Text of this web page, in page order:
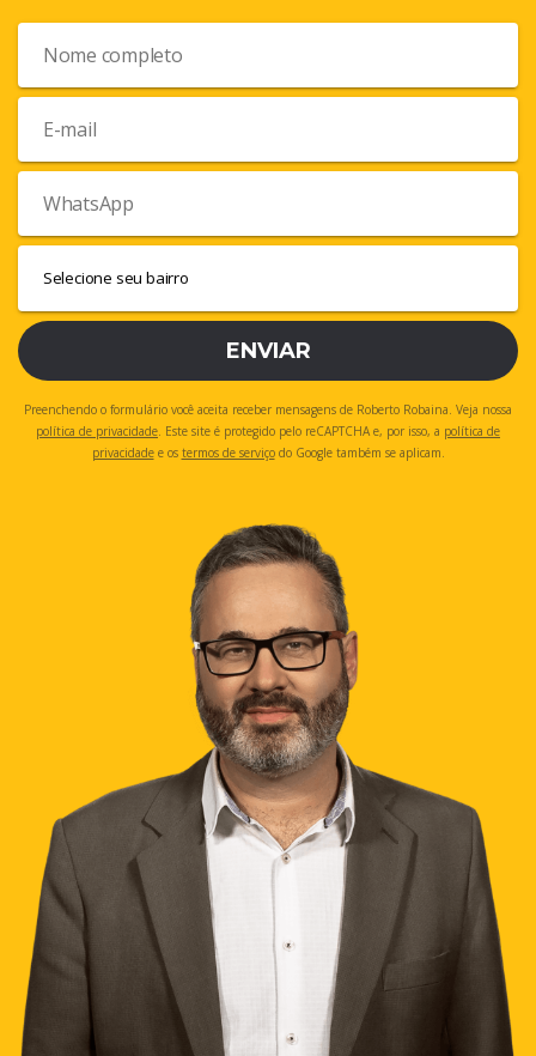
ENVIAR
Preenchendo o formulário você aceita receber mensagens de Roberto Robaina. Veja nossa
política de privacidade . Este site é protegido pelo reCAPTCHA e, por isso, a política de
privacidadee os termos de serviçodo Google também se aplicam.